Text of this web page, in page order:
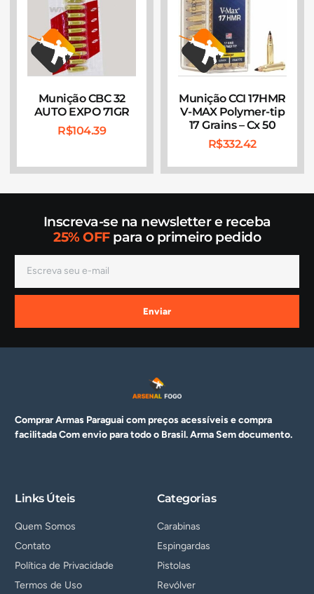
Munição CBC 32
AUTO EXPO 71GR
R$104.39
Munição CCI 17HMR
V-MAX Polymer-tip
17 Grains – Cx 50
R$332.42
Inscreva-se na newsletter e receba
25% OFFpara o primeiro pedido
Enviar
Comprar Armas Paraguai com preços acessíveis e compra
facilitada Com envio para todo o Brasil. ArmaSem documento.
Links Úteis
Quem Somos
Contato
Política de Privacidade
Termos de Uso
Categorias
Carabinas
Espingardas
Pistolas
Revólver